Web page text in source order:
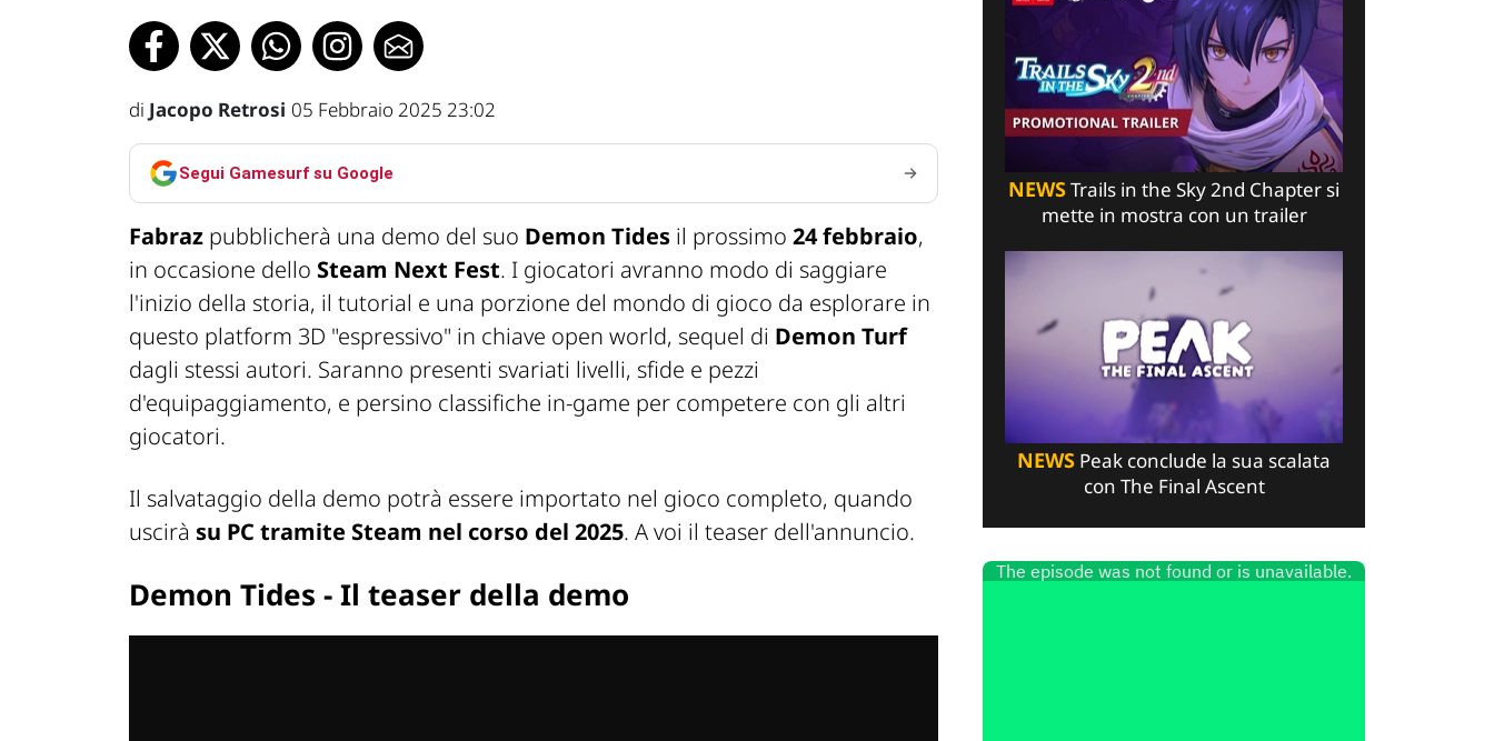
di Jacopo Retrosi 05 Febbraio 2025 23:02
Segui Gamesurf su Google
Fabraz pubblicherà una demo del suo Demon Tides il prossimo 24 febbraio,
in occasione dello Steam Next Fest. I giocatori avranno modo di saggiare
l'inizio della storia, il tutorial e una porzione del mondo di gioco da esplorare in
questo platform 3D "espressivo" in chiave open world, sequel di Demon Turf
dagli stessi autori. Saranno presenti svariati livelli, sfide e pezzi
d'equipaggiamento, e persino classifiche in-game per competere con gli altri
giocatori.
Il salvataggio della demo potrà essere importato nel gioco completo, quando
uscirà su PC tramite Steam nel corso del 2025. A voi il teaser dell'annuncio.
Demon Tides - Il teaser della demo
NEWSTrails in the Sky 2nd Chapter si
mette in mostra con un trailer
NEWS Peak conclude la sua scalata
con The Final Ascent